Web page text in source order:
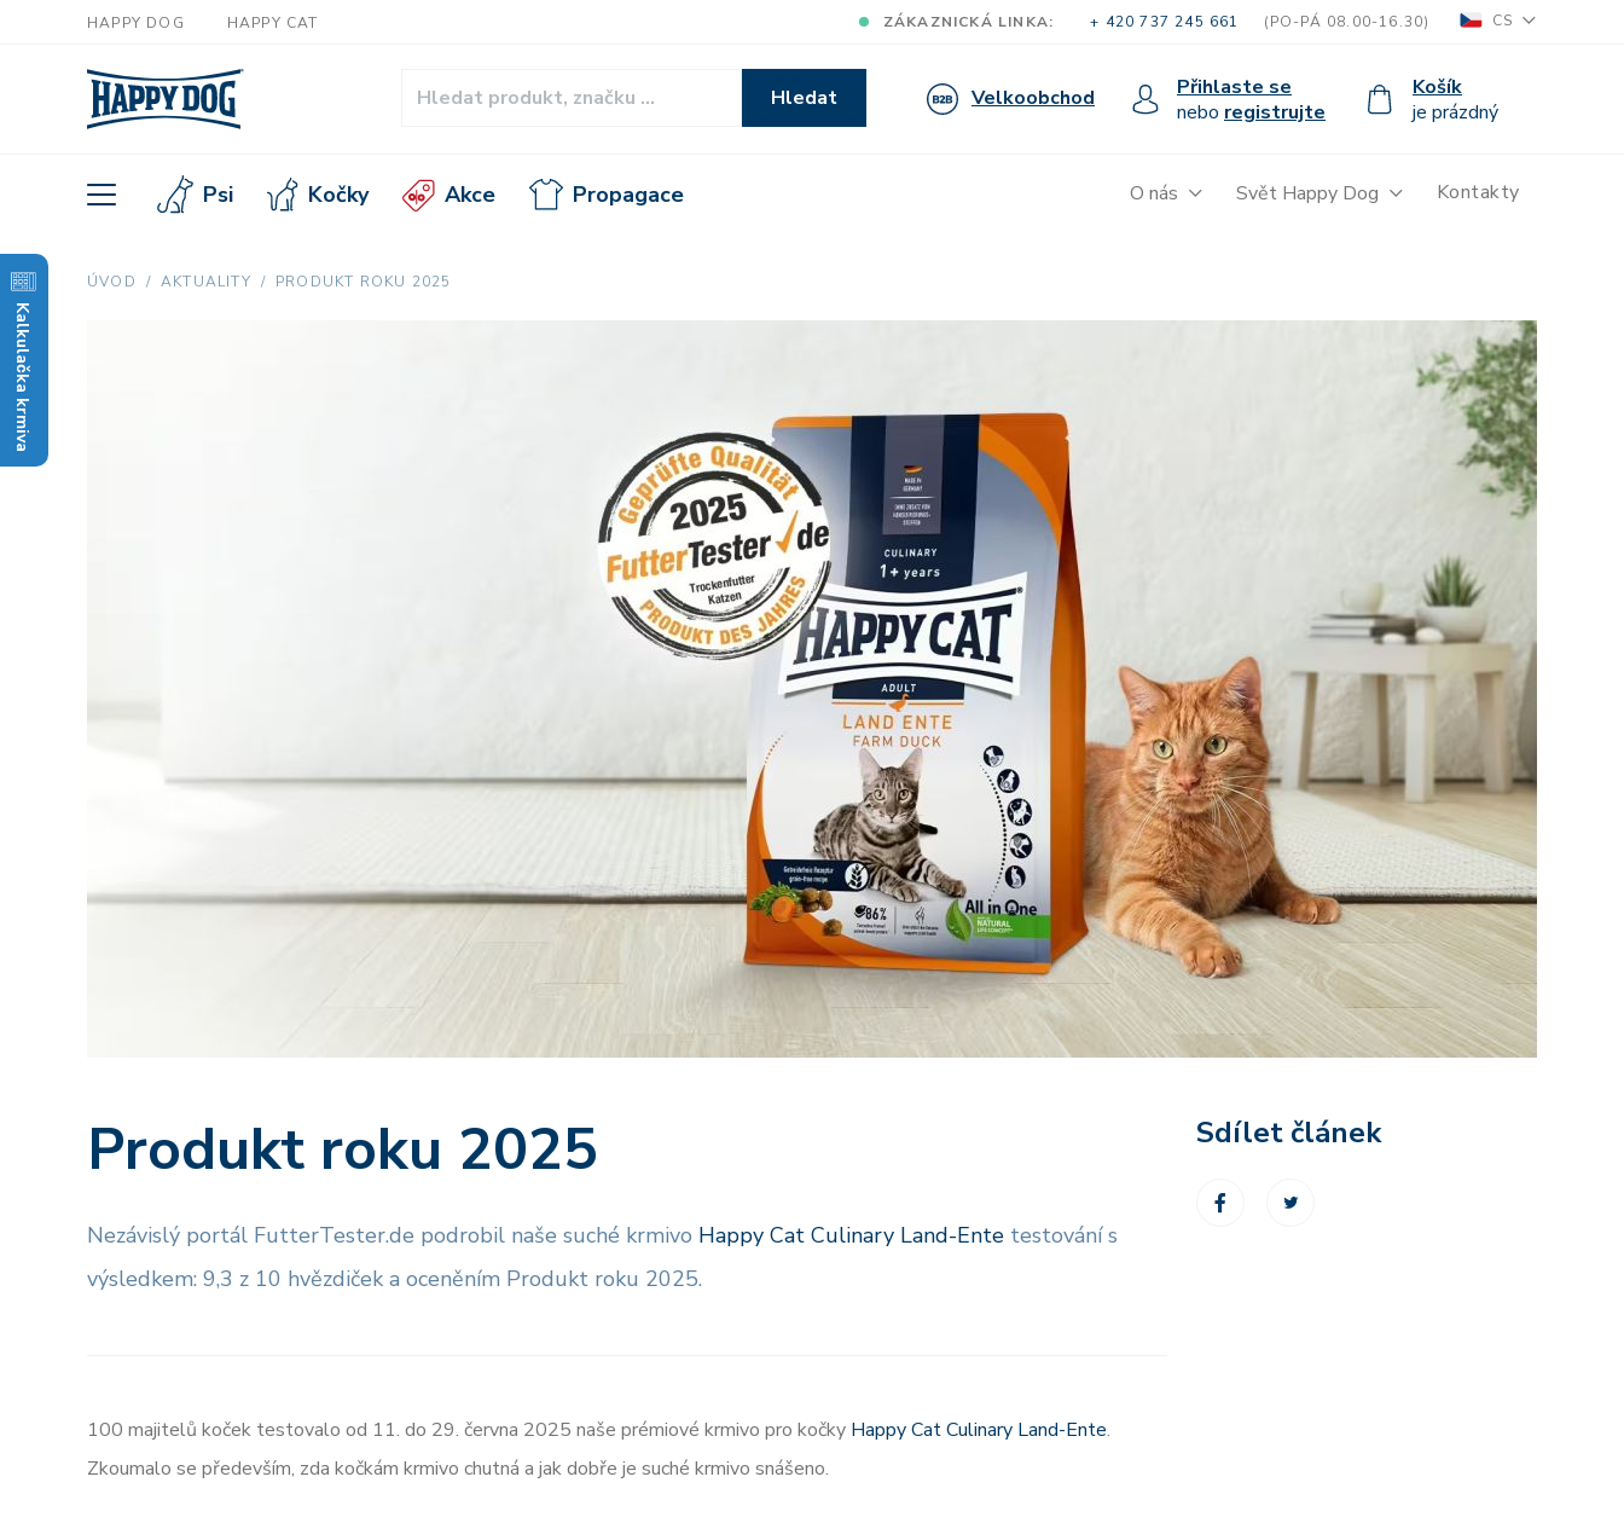
Kalkulačka krmiva
HAPPY DOG HAPPY CAT ZÁKAZNICKÁ LINKA: + 420 737 245 661 (PO-PÁ 08.00-16.30) CS
Hledat Velkoobchod
Přihlaste se
nebo registrujte
Košík
je prázdný
Psi Kočky Akce Propagace O nás Svět Happy Dog Kontakty
ÚVOD AKTUALITY PRODUKT ROKU 2025
Produkt roku 2025
Nezávislý portál FutterTester.de podrobil naše suché krmivo Happy Cat Culinary Land-Ente testování s
výsledkem: 9,3 z 10 hvězdiček a oceněním Produkt roku 2025.
100 majitelů koček testovalo od 11. do 29. června 2025 naše prémiové krmivo pro kočky Happy Cat Culinary Land-Ente.
Zkoumalo se především, zda kočkám krmivo chutná a jak dobře je suché krmivo snášeno.
Sdílet článek